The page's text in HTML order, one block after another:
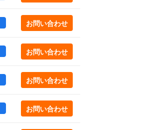
KANDA 6 (55.27㎡) ｜外神田エリア
お問い合わせ
KANDA 6 (55.27㎡) ｜外神田エリア
お問い合わせ
KANDA 7 (55.27㎡) ｜外神田エリア
お問い合わせ
KANDA 7 (55.27㎡) ｜外神田エリア
お問い合わせ